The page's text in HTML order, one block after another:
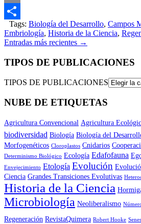
Email
Compartir
Tags: Biología del Desarrollo, Campos
Embriología, Historia de la Ciencia,
Entradas más recientes →
TIPOS DE PUBLICACIONES
TIPOS DE PUBLICACIONES
NUBE DE ETIQUETAS
Agricultura Convencional Agricultura
biodiversidad Biología Biología del
Morfogenéticos Cloroplastos Cnidarios
Determinismo Biológico Ecología Edafofauna
Envejecimiento Etología Evolución
Ciencia Grandes Transiciones Evolutivas
Historia de la Ciencia
Microbiología Neoliberalismo
Regeneración RevistaQuimera Robert Hooke